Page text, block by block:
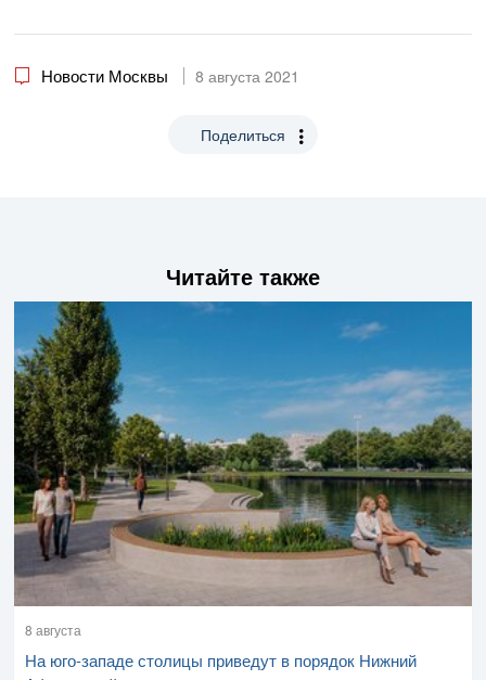
Новости Москвы 8 августа 2021
Поделиться
Читайте также
8 августа
На юго-западе столицы приведут в порядок Нижний